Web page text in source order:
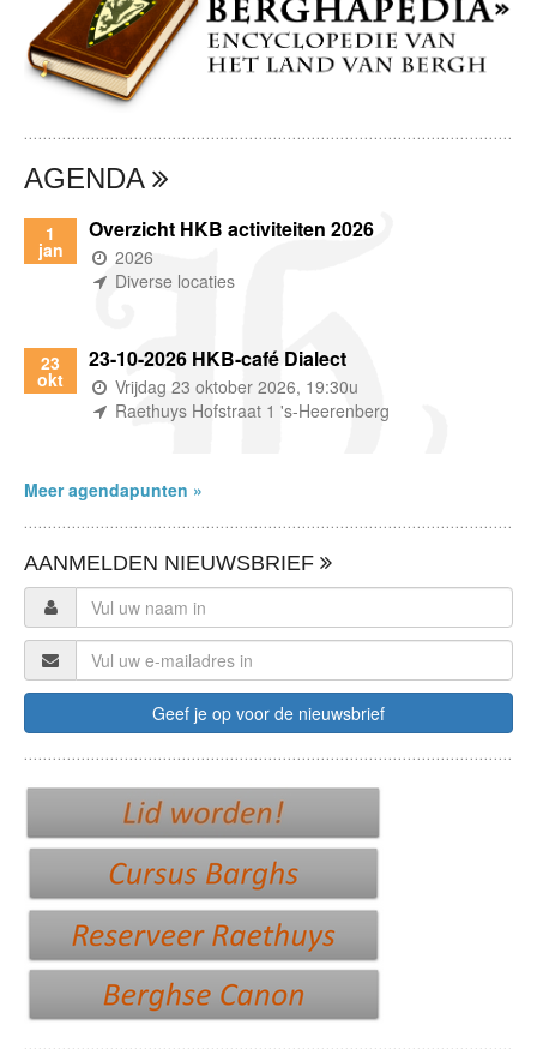
AGENDA
1
jan
Overzicht HKB activiteiten 2026
(wanneer)
2026
(waar)
Diverse locaties
23
okt
23-10-2026 HKB-café Dialect
(wanneer)
Vrijdag 23 oktober 2026, 19:30u
(waar)
Raethuys Hofstraat 1 's-Heerenberg
Meer agendapunten »
AANMELDEN NIEUWSBRIEF